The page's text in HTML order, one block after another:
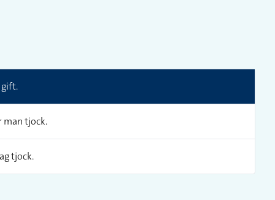
gift.
man tjock.
tjock.